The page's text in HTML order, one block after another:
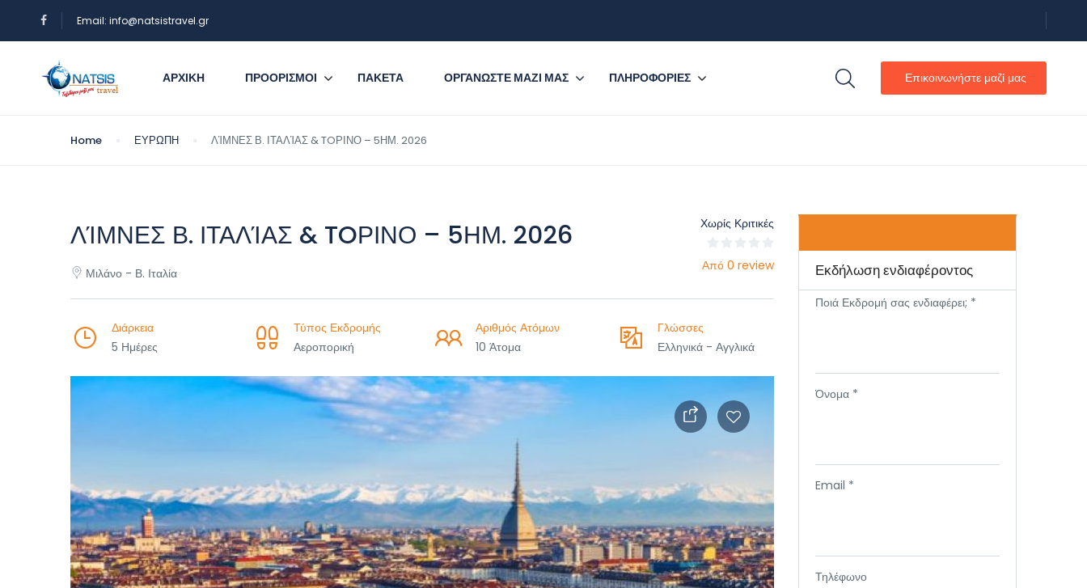
Email: info@natsistravel.gr
ΑΡΧΙΚΗ ΠΡΟΟΡΙΣΜΟΙ ΠΑΚΕΤΑ ΟΡΓΑΝΩΣΤΕ ΜΑΖΙ ΜΑΣ ΠΛΗΡΟΦΟΡΙΕΣ Επικοινωνήστε μαζί μας
Home ΕΥΡΩΠΗ ΛΊΜΝΕΣ Β. ΙΤΑΛΊΑΣ & TOΡΙΝΟ – 5ΗΜ. 2026
ΛΊΜΝΕΣ Β. ΙΤΑΛΊΑΣ & TOΡΙΝΟ – 5ΗΜ. 2026
Μιλάνο - Β. Ιταλία
Χωρίς Κριτικές
Από 0 review
Διάρκεια
5 Ημέρες
Τύπος Εκδρομής
Αεροπορική
Αριθμός Ατόμων
10 Άτομα
Γλώσσες
Ελληνικά - Αγγλικά
Εκδήλωση ενδιαφέροντος
Ποιά Εκδρομή σας ενδιαφέρει; *
Όνομα *
Email *
Τηλέφωνο